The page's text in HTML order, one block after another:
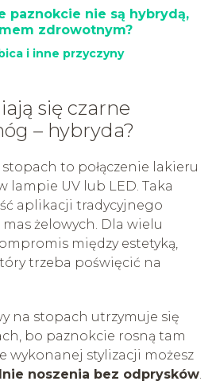
paznokcie nie są hybrydą,
zdrowotnym?
i inne przyczyny
się czarne
– hybryda?
to połączenie lakieru
lampie UV lub LED. Taka
aplikacji tradycyjnego
mas żelowych. Dla wielu
między estetyką,
trzeba poświęcić na
na stopach utrzymuje się
bo paznokcie rosną tam
wykonanej stylizacji możesz
noszenia bez odprysków.